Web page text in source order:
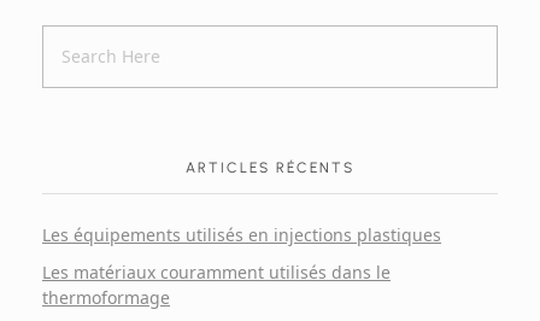
ARTICLES RÉCENTS
Les équipements utilisés en injections plastiques
Les matériaux couramment utilisés dans le
thermoformage